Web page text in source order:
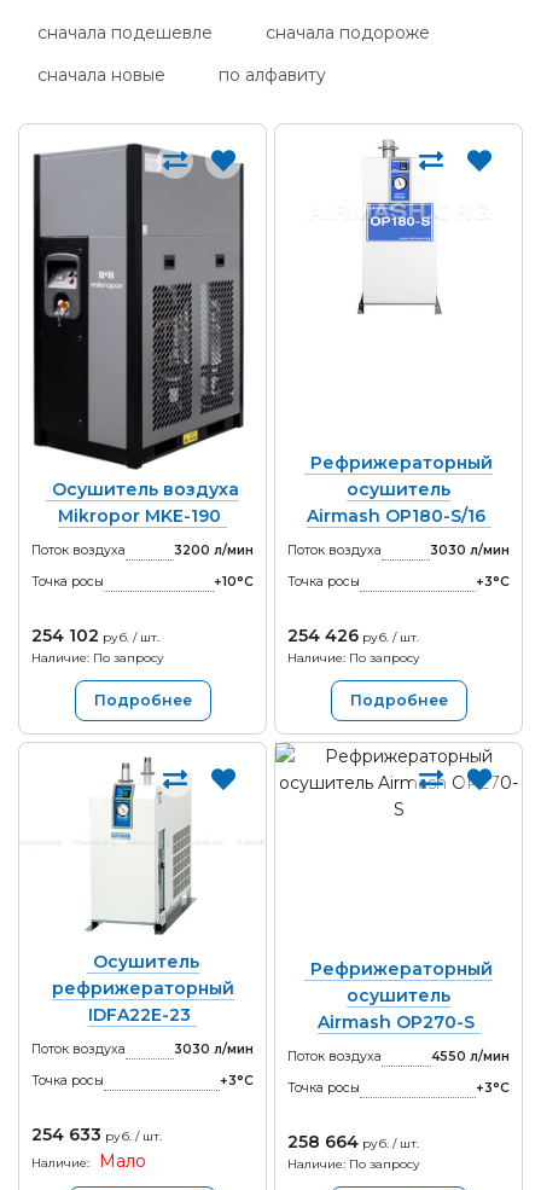
сначала подешевле
сначала подороже
сначала новые
по алфавиту
Осушитель воздуха
Mikropor MKE-190
Поток воздуха
3200 л/мин
Точка росы
+10°С
254 102 руб. / шт.
Наличие: По запросу
Подробнее
Рефрижераторный
осушитель
Airmash OP180-S/16
Поток воздуха
3030 л/мин
Точка росы
+3°С
254 426 руб. / шт.
Наличие: По запросу
Подробнее
Осушитель
рефрижераторный
IDFA22E-23
Поток воздуха
3030 л/мин
Точка росы
+3°С
254 633 руб. / шт.
Наличие:
Мало
Рефрижераторный
осушитель
Airmash OP270-S
Поток воздуха
4550 л/мин
Точка росы
+3°С
258 664 руб. / шт.
Наличие: По запросу